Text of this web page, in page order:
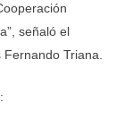
señaló el
Triana.